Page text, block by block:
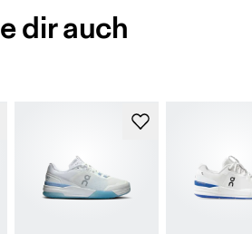
dir auch